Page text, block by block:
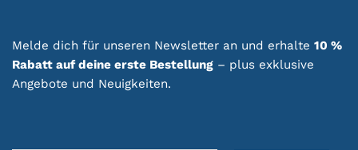
Melde dich für unseren Newsletter an und erhalte 10 %
Rabatt auf deine erste Bestellung – plus exklusive
Angebote und Neuigkeiten.